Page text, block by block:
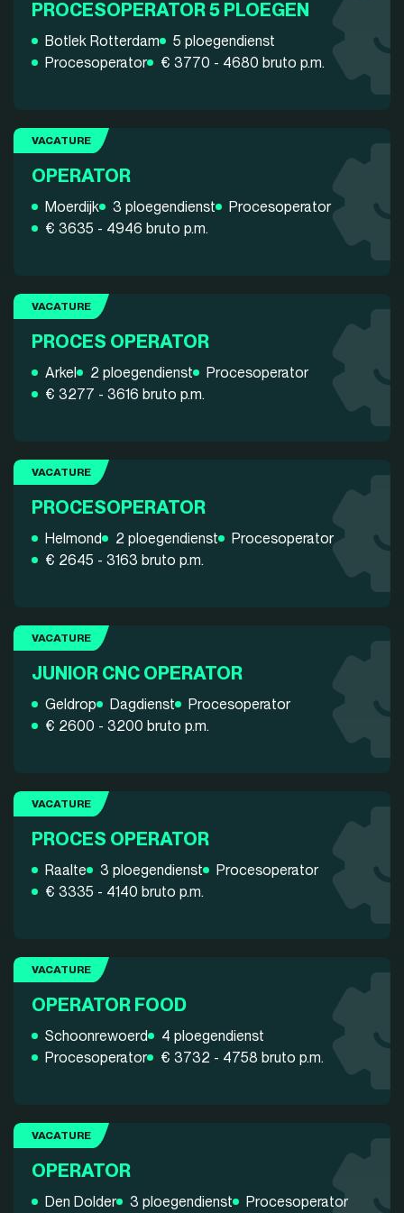
PROCESOPERATOR 5 PLOEGEN
Botlek Rotterdam
5 ploegendienst
Procesoperator
€ 3770 - 4680 bruto p.m.
VACATURE
OPERATOR
Moerdijk 3 ploegendienst
Procesoperator
€ 3635 - 4946 bruto p.m.
VACATURE
PROCES OPERATOR
Arkel 2 ploegendienst
Procesoperator
€ 3277 - 3616 bruto p.m.
VACATURE
PROCESOPERATOR
Helmond 2 ploegendienst
Procesoperator
€ 2645 - 3163 bruto p.m.
VACATURE
JUNIOR CNC OPERATOR
Geldrop Dagdienst
Procesoperator
€ 2600 - 3200 bruto p.m.
VACATURE
PROCES OPERATOR
Raalte 3 ploegendienst
Procesoperator
€ 3335 - 4140 bruto p.m.
VACATURE
OPERATOR FOOD
Schoonrewoerd
4 ploegendienst
Procesoperator
€ 3732 - 4758 bruto p.m.
VACATURE
OPERATOR
Den Dolder 3 ploegendienst Procesoperator